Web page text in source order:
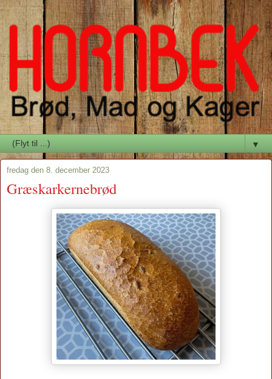
▼
fredag den 8. december 2023
Græskarkernebrød